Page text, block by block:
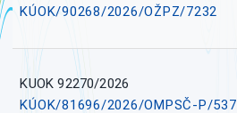
KÚOK/90268/2026/OŽPZ/7232
KUOK 92270/2026
KÚOK/81696/2026/OMPSČ-P/537